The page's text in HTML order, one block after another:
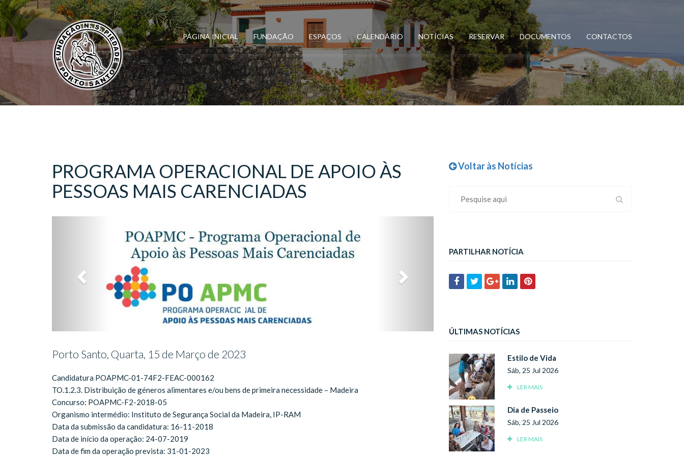
PÁGINA INICIAL FUNDAÇÃO ESPAÇOS CALENDÁRIO NOTÍCIAS RESERVAR DOCUMENTOS CONTACTOS
PROGRAMA OPERACIONAL DE APOIO ÀS
PESSOAS MAIS CARENCIADAS
Porto Santo, Quarta, 15 de Março de 2023
Candidatura POAPMC-01-74F2-FEAC-000162
TO.1.2.3. Distribuição de géneros alimentares e/ou bens de primeira necessidade – Madeira
Concurso: POAPMC-F2-2018-05
Organismo intermédio: Instituto de Segurança Social da Madeira, IP-RAM
Data da submissão da candidatura: 16-11-2018
Data de início da operação: 24-07-2019
Data de fim da operação prevista: 31-01-2023
Voltar às Notícias
PARTILHAR NOTÍCIA
ÚLTIMAS NOTÍCIAS
Estilo de Vida
Sáb, 25 Jul 2026
LER MAIS
Dia de Passeio
Sáb, 25 Jul 2026
LER MAIS